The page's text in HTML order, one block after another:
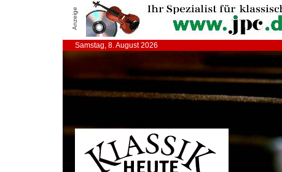
Anzeige
Samstag, 8. August 2026